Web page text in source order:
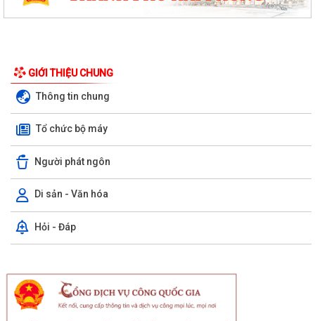
GIỚI THIỆU CHUNG
Thông tin chung
Tổ chức bộ máy
Người phát ngôn
Di sản - Văn hóa
Hỏi - Đáp